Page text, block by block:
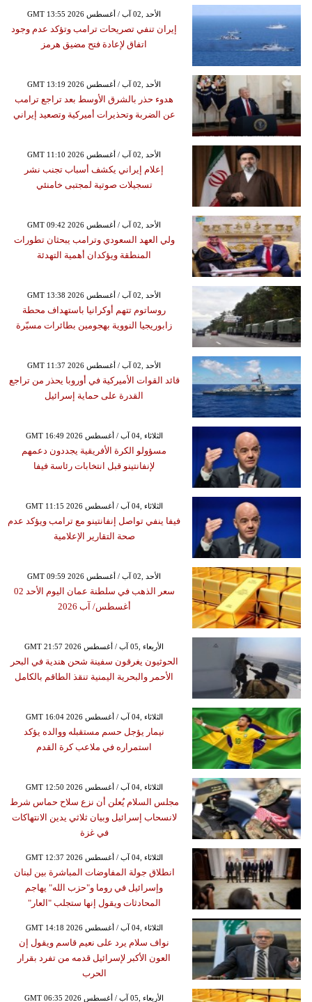
GMT 13:55 2026 الأحد ,02 آب / أغسطس
إيران تنفي تصريحات ترامب وتؤكد عدم وجود
اتفاق لإعادة فتح مضيق هرمز
GMT 13:19 2026 الأحد ,02 آب / أغسطس
هدوء حذر بالشرق الأوسط بعد تراجع ترامب
عن الضربة وتحذيرات أميركية وتصعيد إيراني
GMT 11:10 2026 الأحد ,02 آب / أغسطس
إعلام إيراني يكشف أسباب تجنب نشر
تسجيلات صوتية لمجتبى خامنئي
GMT 09:42 2026 الأحد ,02 آب / أغسطس
ولي العهد السعودي وترامب يبحثان تطورات
المنطقة ويؤكدان أهمية التهدئة
GMT 13:38 2026 الأحد ,02 آب / أغسطس
روساتوم تتهم أوكرانيا باستهداف محطة
زابوريجيا النووية بهجومين بطائرات مسيّرة
GMT 11:37 2026 الأحد ,02 آب / أغسطس
قائد القوات الأميركية في أوروبا يحذر من تراجع
القدرة على حماية إسرائيل
GMT 16:49 2026 الثلاثاء ,04 آب / أغسطس
مسؤولو الكرة الأفريقية يجددون دعمهم
لإنفانتينو قبل انتخابات رئاسة فيفا
GMT 11:15 2026 الثلاثاء ,04 آب / أغسطس
فيفا ينفي تواصل إنفانتينو مع ترامب ويؤكد عدم
صحة التقارير الإعلامية
GMT 09:59 2026 الأحد ,02 آب / أغسطس
سعر الذهب في سلطنة عمان اليوم الأحد 02
أغسطس/ آب 2026
GMT 21:57 2026 الأربعاء ,05 آب / أغسطس
الحوثيون يغرقون سفينة شحن هندية في البحر
الأحمر والبحرية اليمنية تنقذ الطاقم بالكامل
GMT 16:04 2026 الثلاثاء ,04 آب / أغسطس
نيمار يؤجل حسم مستقبله ووالده يؤكد
استمراره في ملاعب كرة القدم
GMT 12:50 2026 الثلاثاء ,04 آب / أغسطس
مجلس السلام يُعلن أن نزع سلاح حماس شرط
لانسحاب إسرائيل وبيان ثلاثي يدين الانتهاكات
في غزة
GMT 12:37 2026 الثلاثاء ,04 آب / أغسطس
انطلاق جولة المفاوضات المباشرة بين لبنان
وإسرائيل في روما و"حزب الله" يهاجم
المحادثات ويقول إنها ستجلب "العار"
GMT 14:18 2026 الثلاثاء ,04 آب / أغسطس
نواف سلام يرد على نعيم قاسم ويقول إن
العون الأكبر لإسرائيل قدمه من تفرد بقرار
الحرب
GMT 06:35 2026 الأربعاء ,05 آب / أغسطس